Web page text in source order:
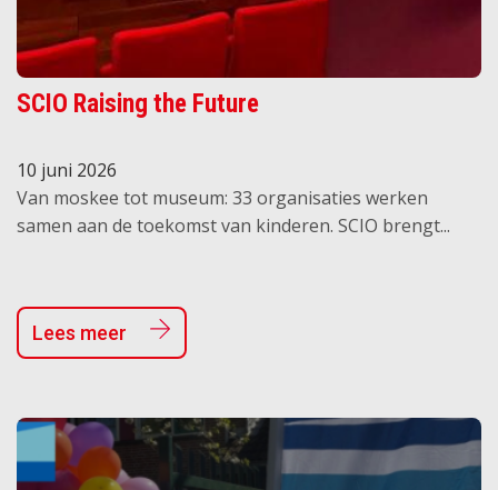
SCIO Raising the Future
10 juni 2026
Van moskee tot museum: 33 organisaties werken
samen aan de toekomst van kinderen. SCIO brengt...
Lees meer